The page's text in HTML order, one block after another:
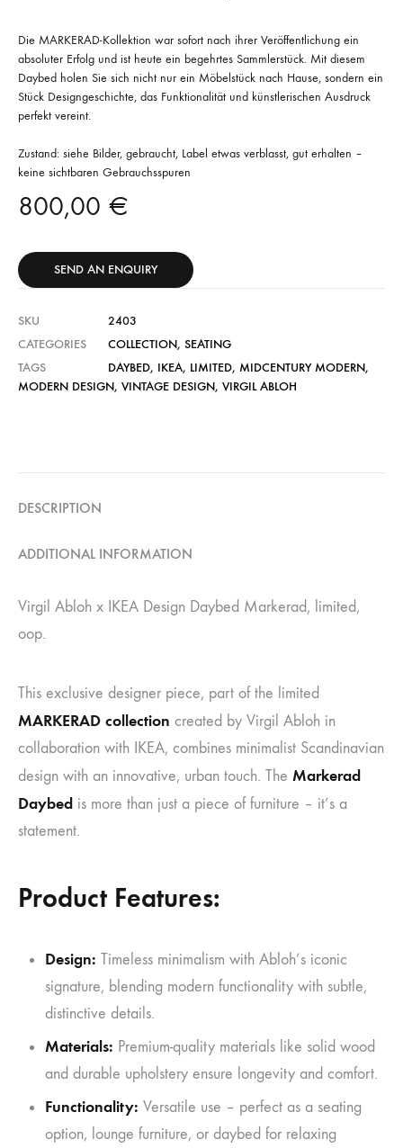
Die MARKERAD-Kollektion war sofort nach ihrer Veröffentlichung ein
absoluter Erfolg und ist heute ein begehrtes Sammlerstück. Mit diesem
Daybed holen Sie sich nicht nur ein Möbelstück nach Hause, sondern ein
Stück Designgeschichte, das Funktionalität und künstlerischen Ausdruck
perfekt vereint.
Zustand: siehe Bilder, gebraucht, Label etwas verblasst, gut erhalten –
keine sichtbaren Gebrauchsspuren
800,00 €
SEND AN ENQUIRY
SKU
2403
CATEGORIES
COLLECTION, SEATING
TAGS
DAYBED, IKEA, LIMITED, MIDCENTURY MODERN,
MODERN DESIGN, VINTAGE DESIGN, VIRGIL ABLOH
DESCRIPTION
ADDITIONAL INFORMATION
Virgil Abloh x IKEA Design Daybed Markerad, limited,
oop.
This exclusive designer piece, part of the limited
MARKERAD collection created by Virgil Abloh in
collaboration with IKEA, combines minimalist Scandinavian
design with an innovative, urban touch. The Markerad
Daybed is more than just a piece of furniture – it’s a
statement.
Product Features:
Design: Timeless minimalism with Abloh’s iconic
signature, blending modern functionality with subtle,
distinctive details.
Materials: Premium-quality materials like solid wood
and durable upholstery ensure longevity and comfort.
Functionality: Versatile use – perfect as a seating
option, lounge furniture, or daybed for relaxing